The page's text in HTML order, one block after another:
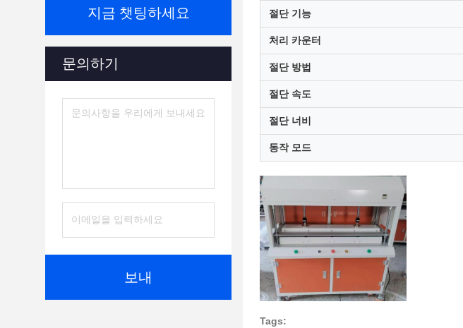
지금 챗팅하세요
문의하기
보내
절단 기능
처리 카운터
절단 방법
절단 속도
절단 너비
동작 모드
Tags: